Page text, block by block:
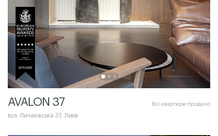
AVALON 37 Всі квартири продано
вул. Личаківська 37, Львів